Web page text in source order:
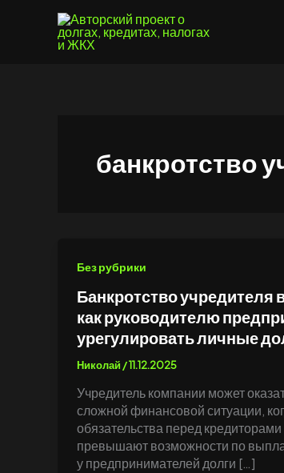
содержимому
банкротство
Без рубрики
Банкротство учредителя
как руководителю
урегулировать личные
Николай /11.12.2025
Учредитель компании может
сложной финансовой ситуации,
обязательства перед кредиторами
превышают возможности по
у предпринимателей долги […]